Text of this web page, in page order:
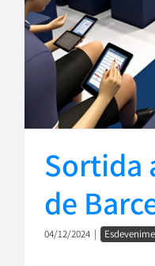
Sortida
de
04/12/2024 |